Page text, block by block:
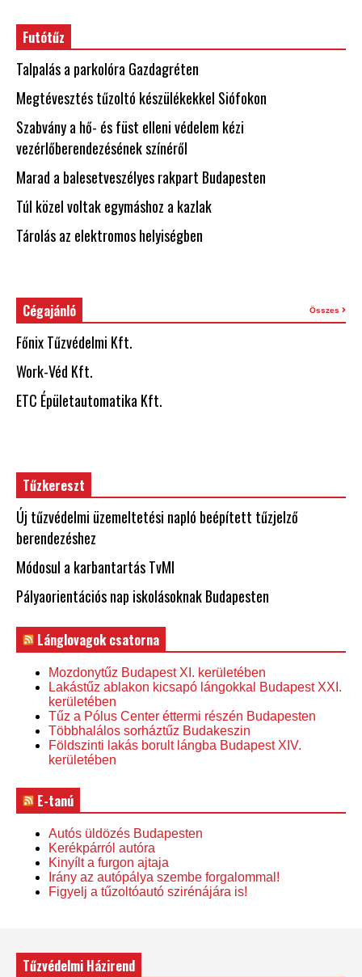
Futótűz
Talpalás a parkolóra Gazdagréten
Megtévesztés tűzoltó készülékekkel Siófokon
Szabvány a hő- és füst elleni védelem kézi
vezérlőberendezésének színéről
Marad a balesetveszélyes rakpart Budapesten
Túl közel voltak egymáshoz a kazlak
Tárolás az elektromos helyiségben
Cégajánló Összes
Főnix Tűzvédelmi Kft.
Work-Véd Kft.
ETC Épületautomatika Kft.
Tűzkereszt
Új tűzvédelmi üzemeltetési napló beépített tűzjelző
berendezéshez
Módosul a karbantartás TvMI
Pályaorientációs nap iskolásoknak Budapesten
Lánglovagok csatorna
Mozdonytűz Budapest XI. kerületében
Lakástűz ablakon kicsapó lángokkal Budapest XXI.
kerületében
Tűz a Pólus Center éttermi részén Budapesten
Többhalálos sorháztűz Budakeszin
Földszinti lakás borult lángba Budapest XIV.
kerületében
E-tanú
Autós üldözés Budapesten
Kerékpárról autóra
Kinyílt a furgon ajtaja
Irány az autópálya szembe forgalommal!
Figyelj a tűzoltóautó szirénájára is!
Tűzvédelmi Házirend